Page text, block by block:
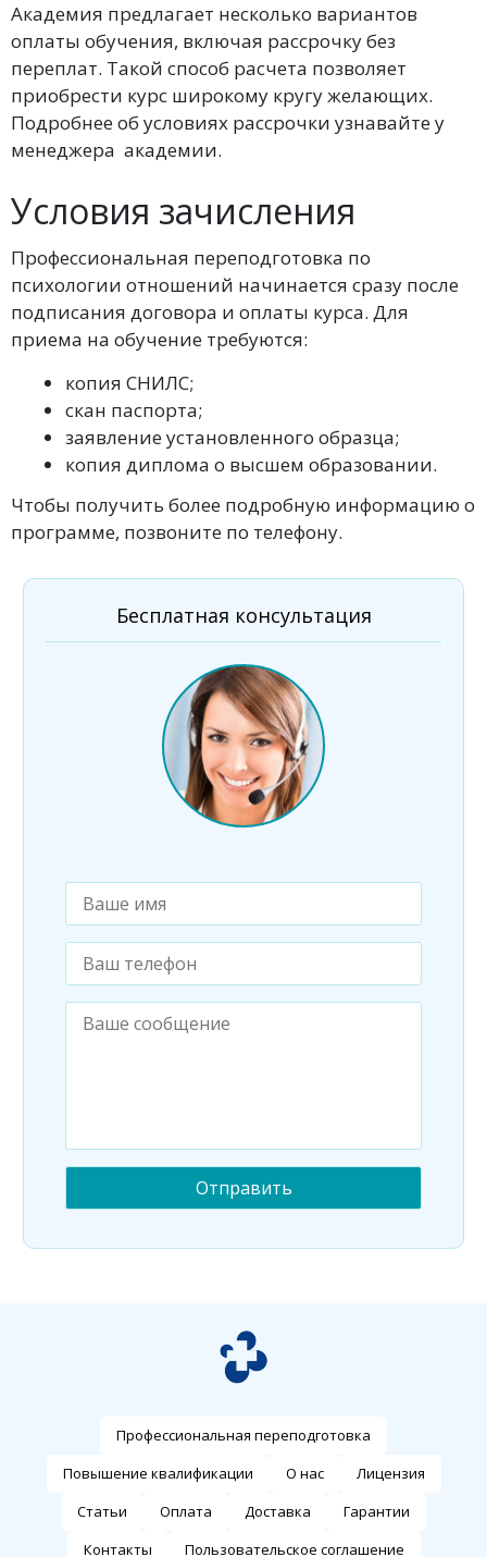
Академия предлагает несколько вариантов
оплаты обучения, включая рассрочку без
переплат. Такой способ расчета позволяет
приобрести курс широкому кругу желающих.
Подробнее об условиях рассрочки узнавайте у
менеджера академии.
Условия зачисления
Профессиональная переподготовка по
психологии отношений начинается сразу после
подписания договора и оплаты курса. Для
приема на обучение требуются:
копия СНИЛС;
скан паспорта;
заявление установленного образца;
копия диплома о высшем образовании.
Чтобы получить более подробную информацию о
программе, позвоните по телефону.
Бесплатная консультация
Профессиональная переподготовка
Повышение квалификации
О нас
Лицензия
Статьи
Оплата Доставка
Гарантии
Контакты
Пользовательское соглашение